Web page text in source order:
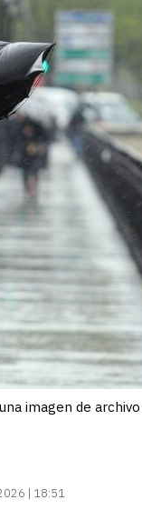
imagen de archivo
| 18:51